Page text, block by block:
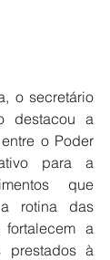
o secretário
destacou a
o Poder
para a
que
a rotina das
a
prestados à